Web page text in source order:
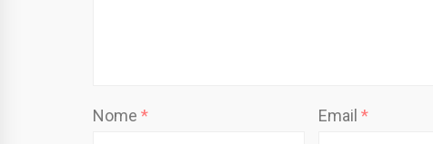
Nome * Email *